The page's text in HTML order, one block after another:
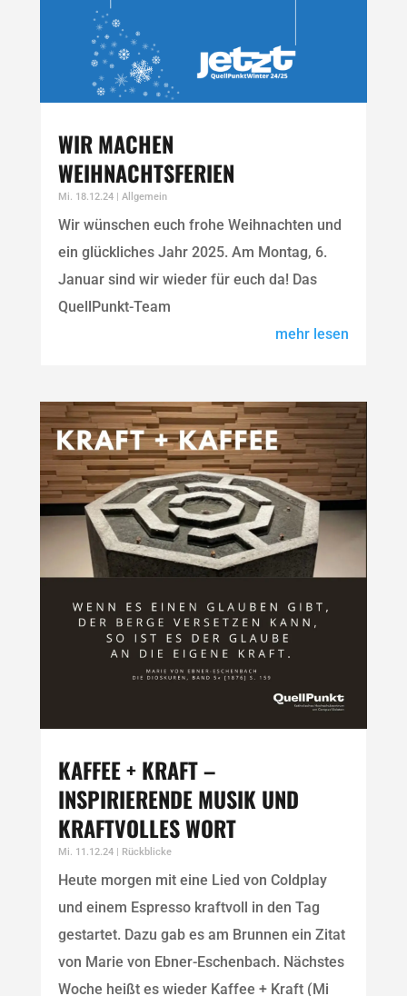
WIR MACHEN
WEIHNACHTSFERIEN
Mi. 18.12.24| Allgemein
Wir wünschen euch frohe Weihnachten und
ein glückliches Jahr 2025. Am Montag, 6.
Januar sind wir wieder für euch da! Das
QuellPunkt-Team
mehr lesen
KAFFEE + KRAFT –
INSPIRIERENDE MUSIK UND
KRAFTVOLLES WORT
Mi. 11.12.24| Rückblicke
Heute morgen mit eine Lied von Coldplay
und einem Espresso kraftvoll in den Tag
gestartet. Dazu gab es am Brunnen ein Zitat
von Marie von Ebner-Eschenbach. Nächstes
Woche heißt es wieder Kaffee + Kraft (Mi